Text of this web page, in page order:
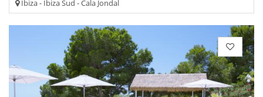
Ibiza - Ibiza Sud - Cala Jondal